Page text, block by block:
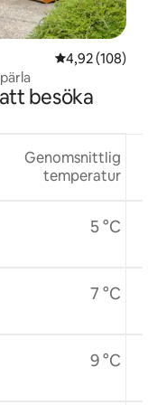
4,92 av 5 i
4,92 (108)
besöka
Genomsnittlig
temperatur
5 °C
7 °C
9 °C